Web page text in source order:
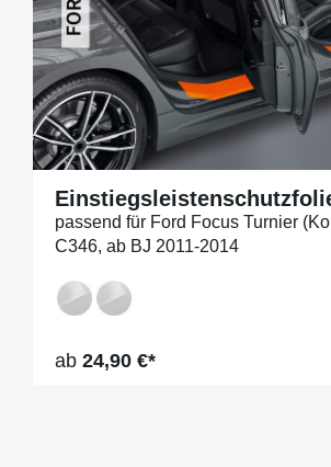
passend für Ford Focus Turnier
C346, ab BJ 2011-2014
Regulärer Preis:
ab 24,90 €*